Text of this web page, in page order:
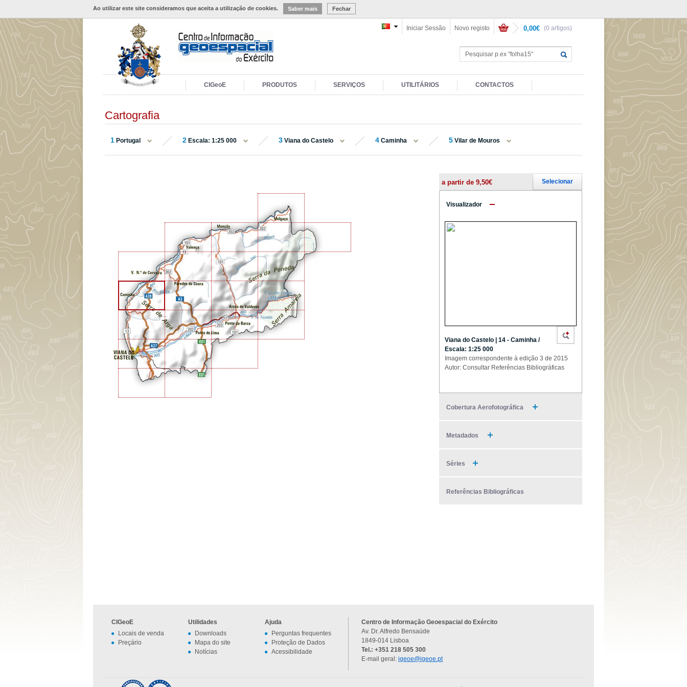
Ao utilizar este site consideramos que aceita a utilização de cookies. Saber mais Fechar
(0 artigos)
0,00€
Novo registo
Iniciar Sessão
CIGeoE PRODUTOS SERVIÇOS UTILITÁRIOS CONTACTOS
Cartografia
1 Portugal 2 Escala: 1:25 000 3 Viana do Castelo 4 Caminha 5 Vilar de Mouros
a partir de 9,50€ Selecionar
Visualizador
Viana do Castelo | 14 - Caminha /
Escala: 1:25 000
Imagem correspondente à edição 3 de 2015
Autor: Consultar Referências Bibliográficas
Cobertura Aerofotográfica
Metadados
Séries
Referências Bibliográficas
CIGeoE
Locais de venda
Preçário
Utilidades
Downloads
Mapa do site
Notícias
Ajuda
Perguntas frequentes
Proteção de Dados
Acessibilidade
Centro de Informação Geoespacial do Exército
Av. Dr. Alfredo Bensaúde
1849-014 Lisboa
Tel.: +351 218 505 300
E-mail geral: igeoe@igeoe.pt